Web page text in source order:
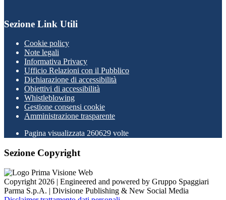
Sezione Link Utili
Cookie policy
Note legali
Informativa Privacy
Ufficio Relazioni con il Pubblico
Dichiarazione di accessibilità
Obiettivi di accessibilità
Whistleblowing
Gestione consensi cookie
Amministrazione trasparente
Pagina visualizzata 260629 volte
Sezione Copyright
Copyright 2026 | Engineered and powered by Gruppo Spaggiari
Parma S.p.A. | Divisione Publishing & New Social Media